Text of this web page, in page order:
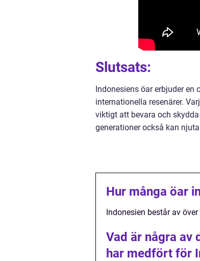
Slutsats:
Indonesiens öar erbjuder
internationella resenärer.
viktigt att bevara och
generationer också kan
Hur många öar
Indonesien består av
Vad är några av
har medfört för